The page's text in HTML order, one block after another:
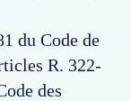
du Code de
R. 322-
des